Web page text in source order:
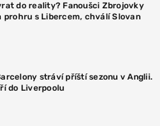
do reality? Fanoušci Zbrojovky
prohru s Libercem, chválí Slovan
stráví příští sezonu v Anglii.
do Liverpoolu